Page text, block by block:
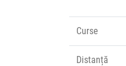
Curse
Distanță